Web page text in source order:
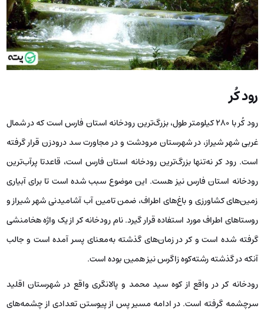
رود کُر
رود کُر با 280 کیلومتر طول، بزرگ‌ترین رودخانه استان فارس است که در شمال
غربی شهر شیراز، در شهرستان مرودشت و در مجاورت سد درودزن قرار گرفته
است. رود کر نه‌تنها بزرگ‌ترین رودخانه استان فارس است، قاعدتا پرآب‌ترین
رودخانه استان فارس نیز هست. این موضوع سبب شده است تا برای آبیاری
زمین‌های کشاورزی و باغ‌های اطراف، ضمن تامین آب آشامیدنی شهر شیراز و
روستاهای اطراف مورد استفاده قرار گیرد. نام رودخانه کر از یک واژه هخامنشی
گرفته شده است و کر در زمان‌های گذشته به‌معنای پسر آمده است و جالب
آنکه در گذشته رشته‌کوه زاگرس نیز همین بوده است.
رودخانه کر در واقع از کوه سید محمد و پالانگری واقع در شهرستان اقلید
سرچشمه گرفته است. در ادامه مسیر پس از پیوستن تعدادی از چشمه‌های